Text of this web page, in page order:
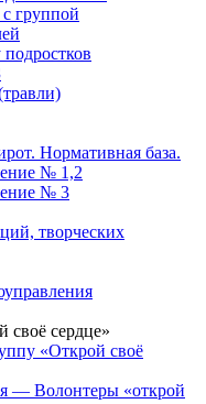
с группой
Нормативная база.
№ 1,2
№ 3
творческих
своё сердце»
«Открой своё
— Волонтеры «открой